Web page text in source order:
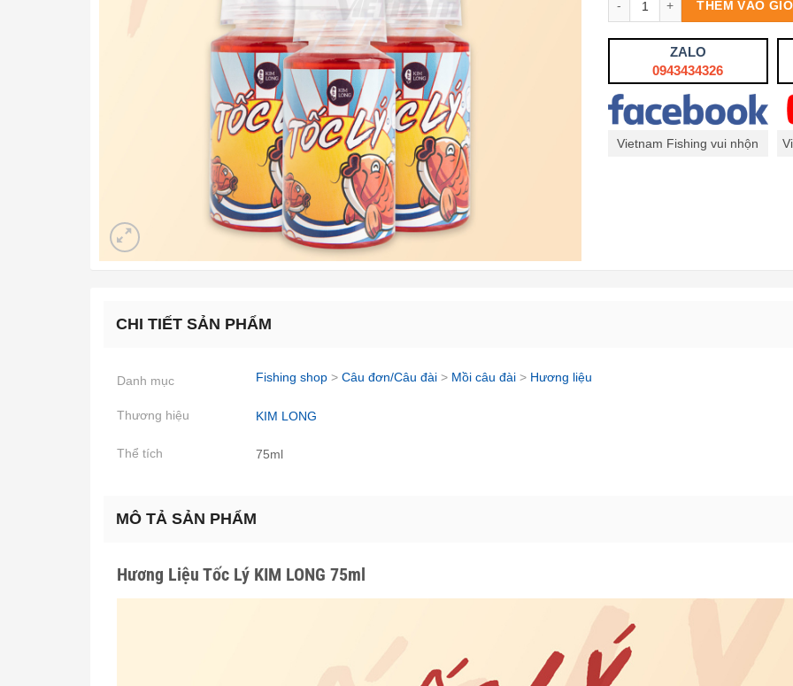
THÊM VÀO
ZALO
0943434326
Vietnam Fishing vui nhộn
CHI TIẾT SẢN PHẨM
Danh mục Fishing shop > Câu đơn/Câu đài > Mồi câu đài > Hương liệu
Thương hiệu KIM LONG
Thể tích 75ml
MÔ TẢ SẢN PHẨM
Hương Liệu Tốc Lý KIM LONG 75ml